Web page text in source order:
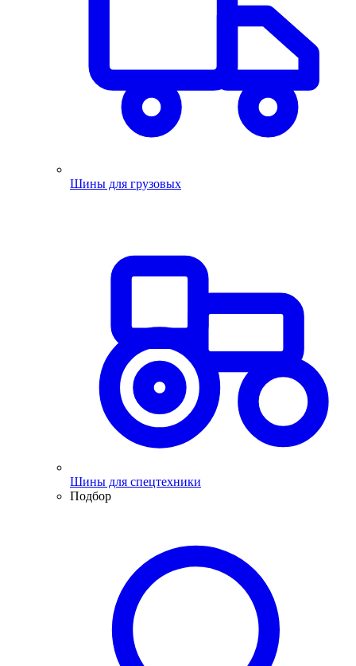
Шины для грузовых
Шины для спецтехники
Подбор